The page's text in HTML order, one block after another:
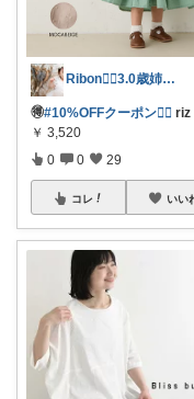
Ribon❁⃘3.0歳姉妹ﾏﾏ👧🏻♡
🉐#10%OFFクーポン❤️‍🔥 riz
￥ 3,520
0 0 29
コレ いい